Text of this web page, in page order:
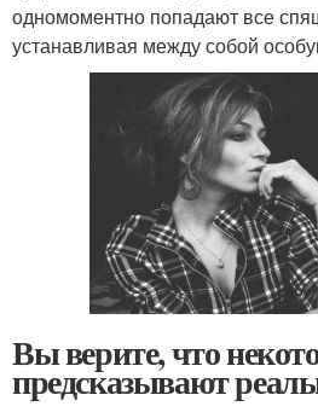
одномоментно попадают все
устанавливая между собой
Вы верите, что
предсказывают